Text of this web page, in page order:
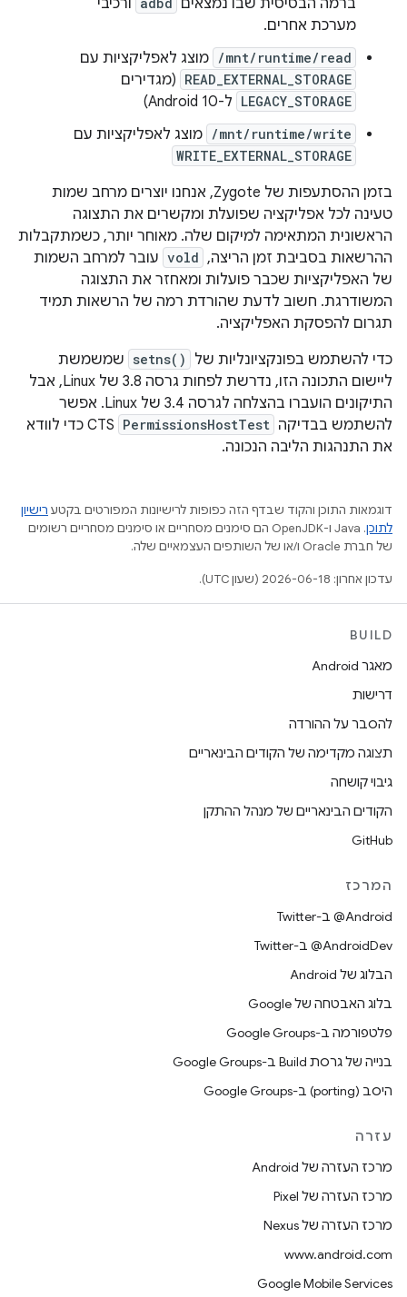
ברמה הבסיסית שבו נמצאים
ורכיבי
מערכת אחרים.
/mnt/runtime/read מוצג לאפליקציות עם
READ_EXTERNAL_STORAGE (מגדירים
LEGACY_STORAGE ל-Android 10)
/mnt/runtime/write מוצג לאפליקציות עם
WRITE_EXTERNAL_STORAGE
בזמן ההסתעפות של Zygote, אנחנו יוצרים מרחב שמות
טעינה לכל אפליקציה שפועלת ומקשרים את התצוגה
הראשונית המתאימה למיקום שלה. מאוחר יותר, כשמתקבלות
ההרשאות בסביבת זמן הריצה, vold עובר למרחב השמות
של האפליקציות שכבר פועלות ומאחזר את התצוגה
המשודרגת. חשוב לדעת שהורדת רמה של הרשאות תמיד
תגרום להפסקת האפליקציה.
כדי להשתמש בפונקציונליות של
setns() שמשמשת
ליישום התכונה הזו, נדרשת לפחות גרסה 3.8 של Linux, אבל
התיקונים הועברו בהצלחה לגרסה 3.4 של Linux. אפשר
להשתמש בבדיקה PermissionsHostTest
CTS כדי לוודא
את התנהגות הליבה הנכונה.
דוגמאות התוכן והקוד שבדף הזה כפופות לרישיונות המפורטים בקטע רישיון
לתוכן
.‏ Java ו-OpenJDK הם סימנים מסחריים או סימנים מסחריים רשומים
של חברת Oracle ו/או של השותפים העצמאיים שלה.
עדכון אחרון: 2026-06-18 (שעון UTC).
BUILD
מאגר Android
דרישות
להסבר על ההורדה
תצוגה מקדימה של הקודים הבינאריים
גיבוי קושחה
הקודים הבינאריים של מנהל ההתקן
GitHub
המרכז
‎@Android ב-Twitter
‎@AndroidDev ב-Twitter
הבלוג של Android
בלוג האבטחה של Google
פלטפורמה ב-Google Groups
בנייה של גרסת Build ב-Google Groups
היסב (porting) ב-Google Groups
עזרה
מרכז העזרה של Android
מרכז העזרה של Pixel
מרכז העזרה של Nexus
www.android.com
Google Mobile Services